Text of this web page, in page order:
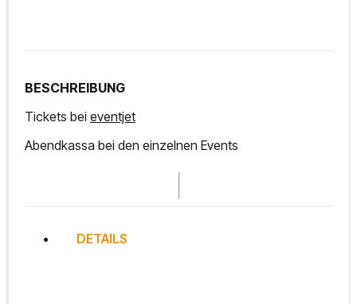
BESCHREIBUNG
Tickets bei eventjet
Abendkassa bei den einzelnen Events
DETAILS